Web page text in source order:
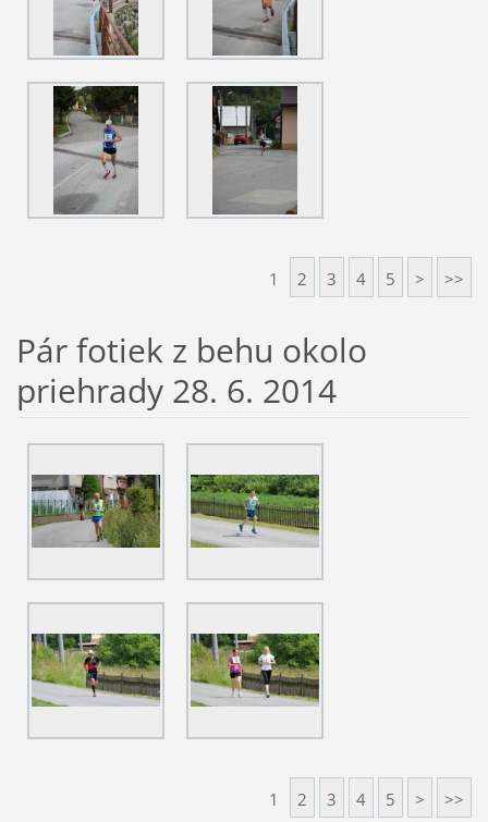
1 2 3 4 5 > >>
Pár fotiek z behu okolo
priehrady 28. 6. 2014
1 2 3 4 5 > >>